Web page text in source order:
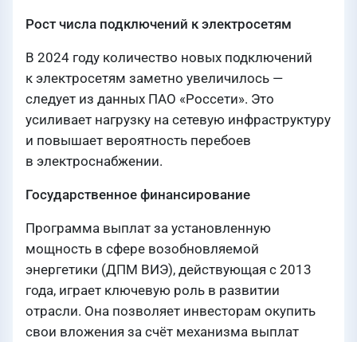
Рост числа подключений к электросетям
В 2024 году количество новых подключений
к электросетям заметно увеличилось —
следует из данных ПАО «Россети». Это
усиливает нагрузку на сетевую инфраструктуру
и повышает вероятность перебоев
в электроснабжении.
Государственное финансирование
Программа выплат за установленную
мощность в сфере возобновляемой
энергетики (ДПМ ВИЭ), действующая с 2013
года, играет ключевую роль в развитии
отрасли. Она позволяет инвесторам окупить
свои вложения за счёт механизма выплат